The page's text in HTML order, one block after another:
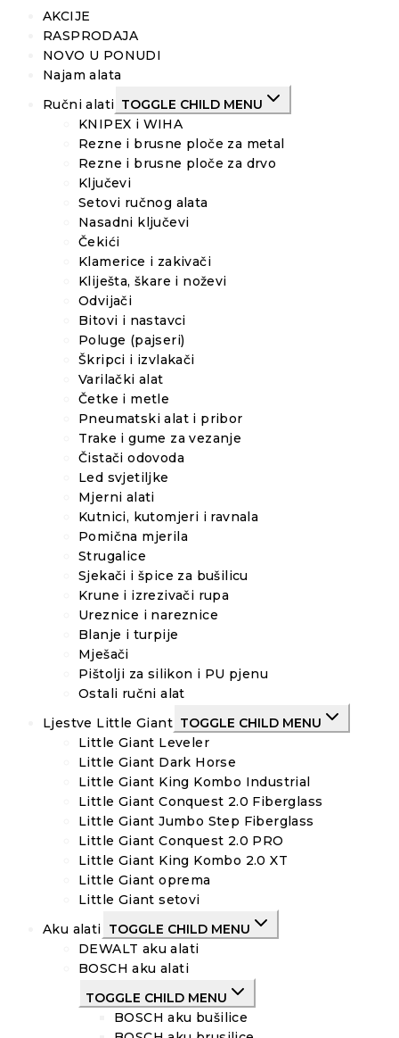
AKCIJE
RASPRODAJA
NOVO U PONUDI
Najam alata
Ručni alati TOGGLE CHILD MENU
KNIPEX i WIHA
Rezne i brusne ploče za metal
Rezne i brusne ploče za drvo
Ključevi
Setovi ručnog alata
Nasadni ključevi
Čekići
Klamerice i zakivači
Kliješta, škare i noževi
Odvijači
Bitovi i nastavci
Poluge (pajseri)
Škripci i izvlakači
Varilački alat
Četke i metle
Pneumatski alat i pribor
Trake i gume za vezanje
Čistači odovoda
Led svjetiljke
Mjerni alati
Kutnici, kutomjeri i ravnala
Pomična mjerila
Strugalice
Sjekači i špice za bušilicu
Krune i izrezivači rupa
Ureznice i nareznice
Blanje i turpije
Mješači
Pištolji za silikon i PU pjenu
Ostali ručni alat
Ljestve Little Giant TOGGLE CHILD MENU
Little Giant Leveler
Little Giant Dark Horse
Little Giant King Kombo Industrial
Little Giant Conquest 2.0 Fiberglass
Little Giant Jumbo Step Fiberglass
Little Giant Conquest 2.0 PRO
Little Giant King Kombo 2.0 XT
Little Giant oprema
Little Giant setovi
Aku alati TOGGLE CHILD MENU
DEWALT aku alati
BOSCH aku alati
TOGGLE CHILD MENU
BOSCH aku bušilice